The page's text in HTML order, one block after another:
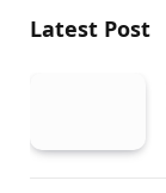
Latest Post